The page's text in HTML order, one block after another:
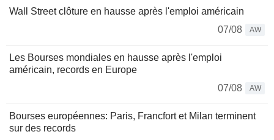
Wall Street clôture en hausse après l'emploi américain
07/08
AW
Les Bourses mondiales en hausse après l'emploi
américain, records en Europe
07/08
AW
Bourses européennes: Paris, Francfort et Milan terminent
sur des records